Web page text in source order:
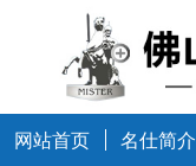
网站首页 名仕简介